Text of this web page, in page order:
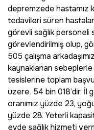
depremzede hastamız
tedavileri süren
görevli sağlık personeli
görevlendirilmiş olup,
505 çalışma
kaynaklanan sebeplerle
tesislerine toplam
üzere, 54 bin 018’dir. İl
oranımız yüzde 23,
yüzde 28. Yeterli
evde sağlık hizmeti